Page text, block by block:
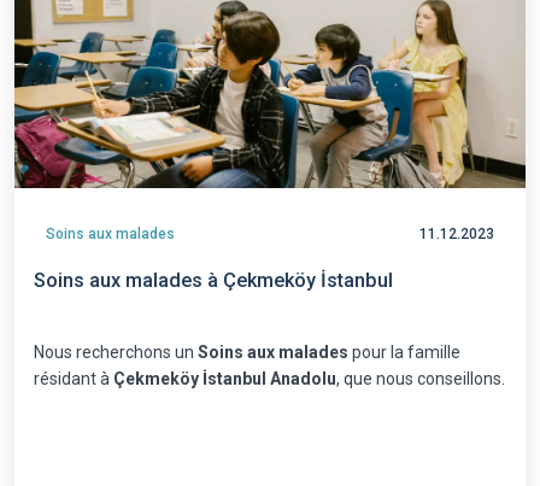
Soins aux malades 11.12.2023
Soins aux malades à Çekmeköy İstanbul
Nous recherchons un Soins aux malades pour la famille
résidant à Çekmeköy İstanbul Anadolu, que nous conseillons.